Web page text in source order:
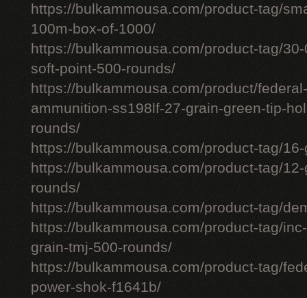
https://bulkammousa.com/product-tag/
100m-box-of-1000/
https://bulkammousa.com/product-tag/
soft-point-500-rounds/
https://bulkammousa.com/product/
ammunition-ss198lf-27-grain-green-tip-
rounds/
https://bulkammousa.com/product-tag/
https://bulkammousa.com/product-tag/
rounds/
https://bulkammousa.com/product-tag/
https://bulkammousa.com/product-tag/
grain-tmj-500-rounds/
https://bulkammousa.com/product-tag/
power-shok-f1641b/